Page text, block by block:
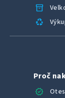
inventory_2
recycling
Proč
verified